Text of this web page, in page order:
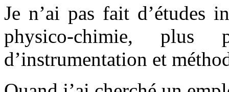
Je n’ai pas fait d’études
physico-chimie, plus
d’instrumentation et